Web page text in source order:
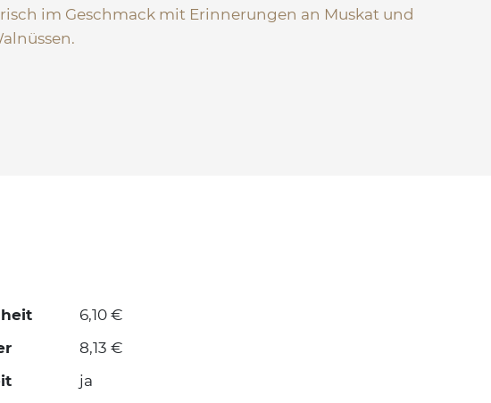
im Geschmack mit Erinnerungen an Muskat und
6,10 €
8,13 €
ja